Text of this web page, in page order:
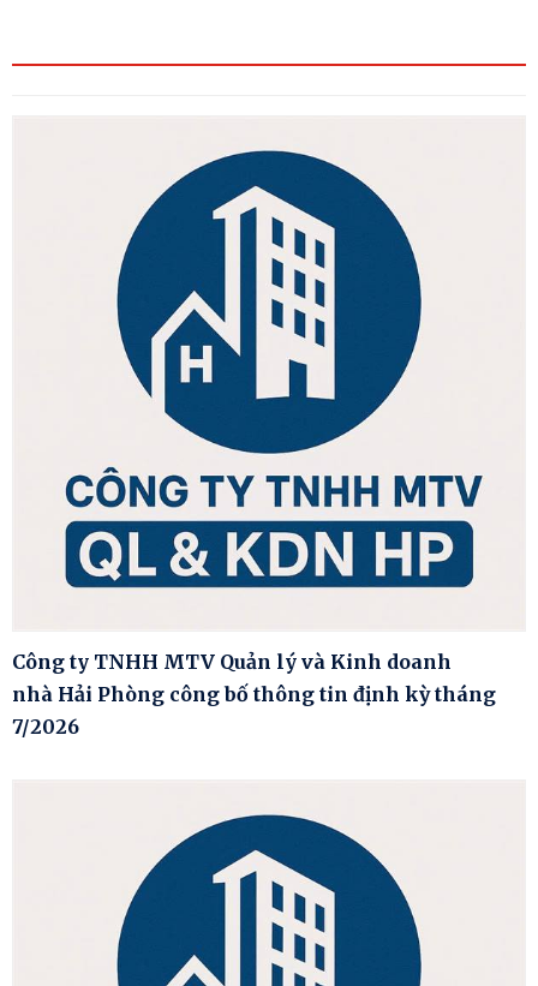
Công ty TNHH MTV Quản lý và Kinh doanh
nhà Hải Phòng công bố thông tin định kỳ tháng
7/2026